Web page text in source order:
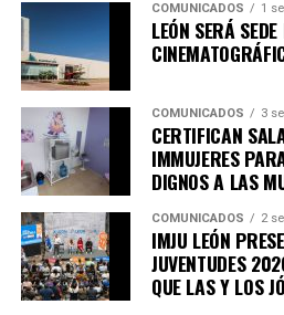
COMUNICADOS 1
LEÓN SERÁ
COMUNICADOS 3
CERTIFICAN
IMMUJERES
DIGNOS A LAS
COMUNICADOS 2
IMJU LEÓN
JUVENTUDES
QUE LAS Y LOS